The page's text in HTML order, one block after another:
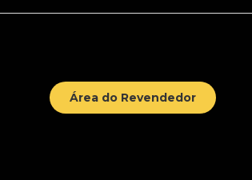
Área do Revendedor